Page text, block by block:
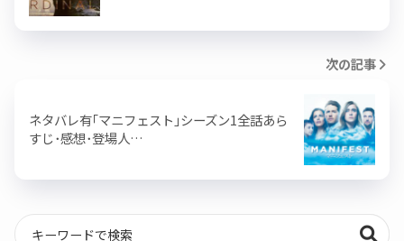
次の記事
ネタバレ有｢マニフェスト｣シーズン1全話あら
すじ･感想･登場人…